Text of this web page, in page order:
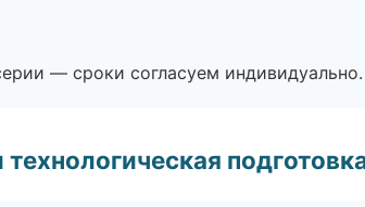
— сроки согласуем индивидуально.